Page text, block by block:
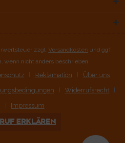
zzgl. Versandkosten und ggf.
wenn nicht anders beschrieben
Reklamation Über uns
Widerrufsrecht
Impressum
ERKLÄREN